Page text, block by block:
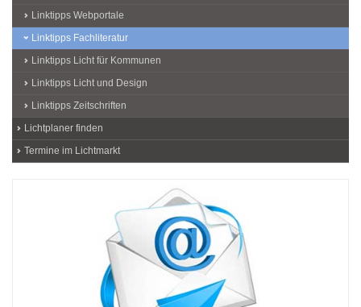
Linktipps Webportale
Linktipps Fachliteratur
Linktipps Licht für Kommunen
Linktipps Licht und Design
Linktipps Zeitschriften
Lichtplaner finden
Termine im Lichtmarkt